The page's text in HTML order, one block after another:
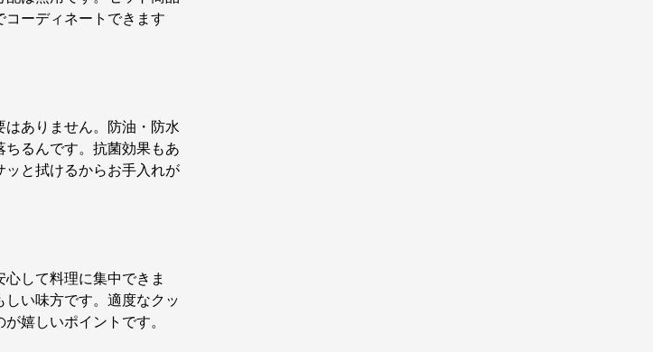
コーディネートできます
ありません。防油・防水
るんです。抗菌効果もあ
ッと拭けるからお手入れが
して料理に集中できま
い味方です。適度なクッ
嬉しいポイントです。